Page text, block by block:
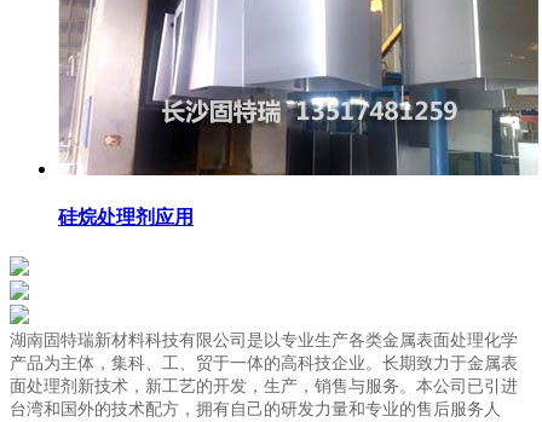
硅烷处理剂应用
湖南固特瑞新材料科技有限公司是以专业生产各类金属表面处理化学
产品为主体，集科、工、贸于一体的高科技企业。长期致力于金属表
面处理剂新技术，新工艺的开发，生产，销售与服务。本公司已引进
台湾和国外的技术配方，拥有自己的研发力量和专业的售后服务人